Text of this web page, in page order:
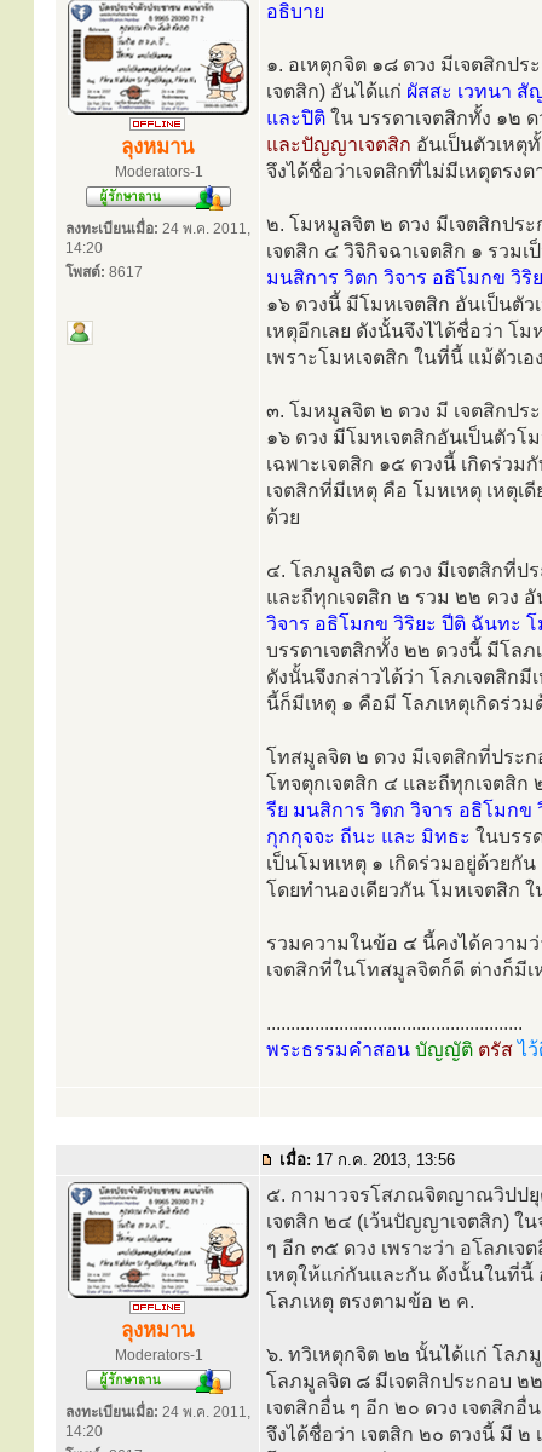
ลุงหมาน
Moderators-1
ลงทะเบียนเมื่อ: 24 พ.ค. 2011,
14:20
โพสต์: 8617
อธิบาย
๑. อเหตุกจิต ๑๘ ดวง มีเจตสิกป
เจตสิก) อันได้แก่ ผัสสะ เวทนา สั
และปิติ ใน บรรดาเจตสิกทั้ง ๑๒
และปัญญาเจตสิก อันเป็นตัวเหตุ
จึงได้ชื่อว่าเจตสิกที่ไม่มีเหตุตรง
๒. โมหมูลจิต ๒ ดวง มีเจตสิกปร
เจตสิก ๔ วิจิกิจฉาเจตสิก ๑ รวม
มนสิการ วิตก วิจาร อธิโมกข วิ
๑๖ ดวงนี้ มีโมหเจตสิก อันเป็นตัว
เหตุอีกเลย ดังนั้นจึงไได้ชื่อว่า โ
เพราะโมหเจตสิก ในที่นี้ แม้ตัวเ
๓. โมหมูลจิต ๒ ดวง มี เจตสิกปร
๑๖ ดวง มีโมหเจตสิกอันเป็นตัวโ
เฉพาะเจตสิก ๑๕ ดวงนี้ เกิดร่วม
เจตสิกที่มีเหตุ คือ โมหเหตุ เหตุเ
ด้วย
๔. โลภมูลจิต ๘ ดวง มีเจตสิกที่ป
และถีทุกเจตสิก ๒ รวม ๒๒ ดวง
วิจาร อธิโมกข วิริยะ ปีติ ฉันทะ
บรรดาเจตสิกทั้ง ๒๒ ดวงนี้ มีโล
ดังนั้นจึงกล่าวได้ว่า โลภเจตสิก
นี้ก็มีเหตุ ๑ คือมี โลภเหตุเกิดร่วม
โทสมูลจิต ๒ ดวง มีเจตสิกที่ประ
โทจตุกเจตสิก ๔ และถีทุกเจตสิก
รีย มนสิการ วิตก วิจาร อธิโมก
กุกกุจจะ ถีนะ และ มิทธะ ในบรร
เป็นโมหเหตุ ๑ เกิดร่วมอยู่ด้วยกั
โดยทำนองเดียวกัน โมหเจตสิก
รวมความในข้อ ๔ นี้คงได้ความ
เจตสิกที่ในโทสมูลจิตก็ดี ต่างก็มี
.....................................................
พระธรรมคำสอน บัญญัติ ตรัสไ
เมื่อ: 17 ก.ค. 2013, 13:56
ลุงหมาน
Moderators-1
ลงทะเบียนเมื่อ: 24 พ.ค. 2011,
14:20
๕. กามาวจรโสภณจิตญาณวิปป
เจตสิก ๒๔ (เว้นปัญญาเจตสิก) ใ
ๆ อีก ๓๕ ดวง เพราะว่า อโลภเจ
เหตุให้แก่กันและกัน ดังนั้นในที่นี้
โลภเหตุ ตรงตามข้อ ๒ ค.
๖. ทวิเหตุกจิต ๒๒ นั้นได้แก่ โล
โลภมูลจิต ๘ มีเจตสิกประกอบ ๒
เจตสิกอื่น ๆ อีก ๒๐ ดวง เจตสิกอื่
จึงได้ชื่อว่า เจตสิก ๒๐ ดวงนี้ มี ๒